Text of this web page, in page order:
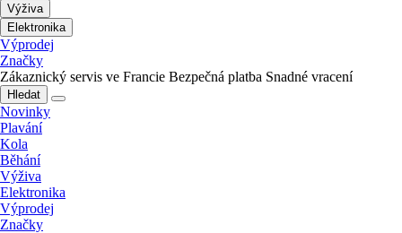
Výživa
Elektronika
Výprodej
Značky
Zákaznický servis ve Francie Bezpečná platba Snadné vracení
Hledat
Novinky
Plavání
Kola
Běhání
Výživa
Elektronika
Výprodej
Značky